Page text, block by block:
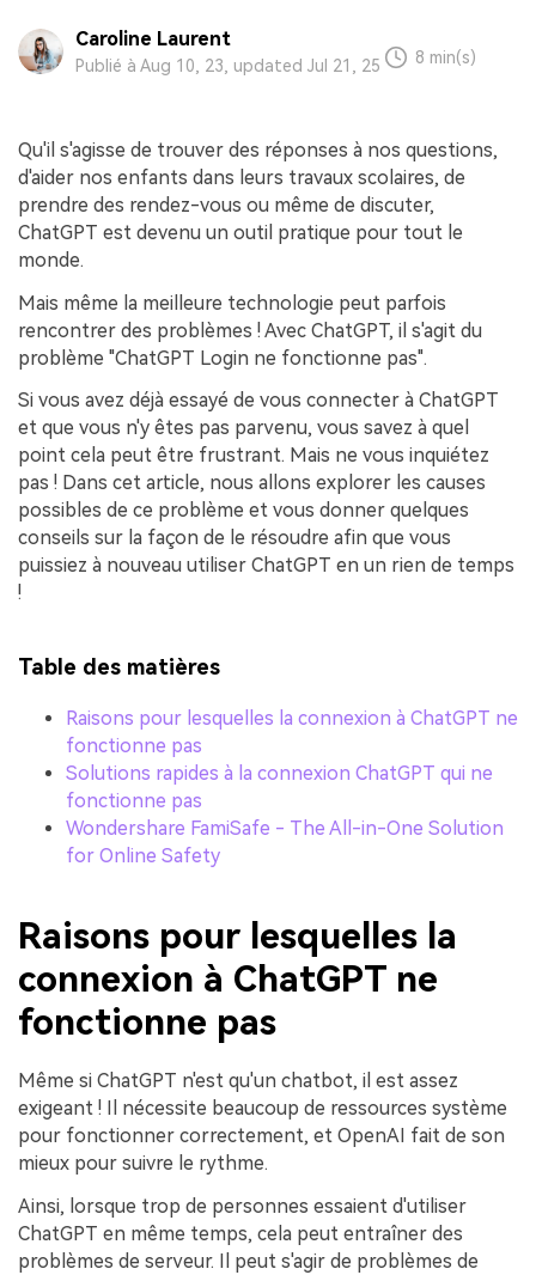
Caroline Laurent
Publié à Aug 10, 23, updated Jul 21, 25 8 min(s)
Qu'il s'agisse de trouver des réponses à nos questions,
d'aider nos enfants dans leurs travaux scolaires, de
prendre des rendez-vous ou même de discuter,
ChatGPT est devenu un outil pratique pour tout le
monde.
Mais même la meilleure technologie peut parfois
rencontrer des problèmes ! Avec ChatGPT, il s'agit du
problème "ChatGPT Login ne fonctionne pas".
Si vous avez déjà essayé de vous connecter à ChatGPT
et que vous n'y êtes pas parvenu, vous savez à quel
point cela peut être frustrant. Mais ne vous inquiétez
pas ! Dans cet article, nous allons explorer les causes
possibles de ce problème et vous donner quelques
conseils sur la façon de le résoudre afin que vous
puissiez à nouveau utiliser ChatGPT en un rien de temps
!
Table des matières
Raisons pour lesquelles la connexion à ChatGPT ne
fonctionne pas
Solutions rapides à la connexion ChatGPT qui ne
fonctionne pas
Wondershare FamiSafe - The All-in-One Solution
for Online Safety
Raisons pour lesquelles la
connexion à ChatGPT ne
fonctionne pas
Même si ChatGPT n'est qu'un chatbot, il est assez
exigeant ! Il nécessite beaucoup de ressources système
pour fonctionner correctement, et OpenAI fait de son
mieux pour suivre le rythme.
Ainsi, lorsque trop de personnes essaient d'utiliser
ChatGPT en même temps, cela peut entraîner des
problèmes de serveur. Il peut s'agir de problèmes de